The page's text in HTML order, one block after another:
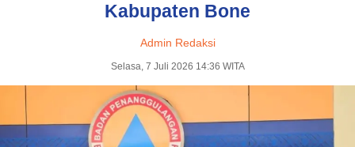
Kabupaten Bone
Admin Redaksi
Selasa, 7 Juli 2026 14:36 WITA